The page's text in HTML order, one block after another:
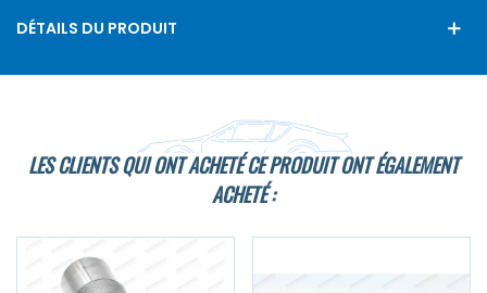
DÉTAILS DU PRODUIT
LES CLIENTS QUI ONT ACHETÉ CE PRODUIT ONT ÉGALEMENT
ACHETÉ :